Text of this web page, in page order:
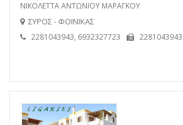
ΝΙΚΟΛΕΤΤΑ ΑΝΤΩΝΙΟΥ ΜΑΡΑΓΚΟΥ
ΣΥΡΟΣ - ΦΟΙΝΙΚΑΣ
2281043943, 6932327723 2281043943